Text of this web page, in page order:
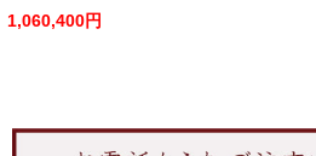
1,060,400円